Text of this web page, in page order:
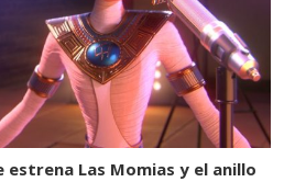
estrena Las Momias y el anillo